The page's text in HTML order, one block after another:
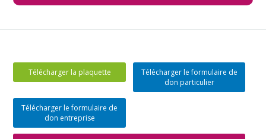
Télécharger la plaquette
Télécharger le formulaire de
don particulier
Télécharger le formulaire de
don entreprise